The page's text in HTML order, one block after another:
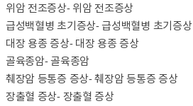
위암 전조증상- 위암 전조증상
급성백혈병 초기증상- 급성백혈병 초기증상
대장 용종 증상- 대장 용종 증상
골육종암- 골육종암
췌장암 등통증 증상- 췌장암 등통증 증상
장출혈 증상- 장출혈 증상